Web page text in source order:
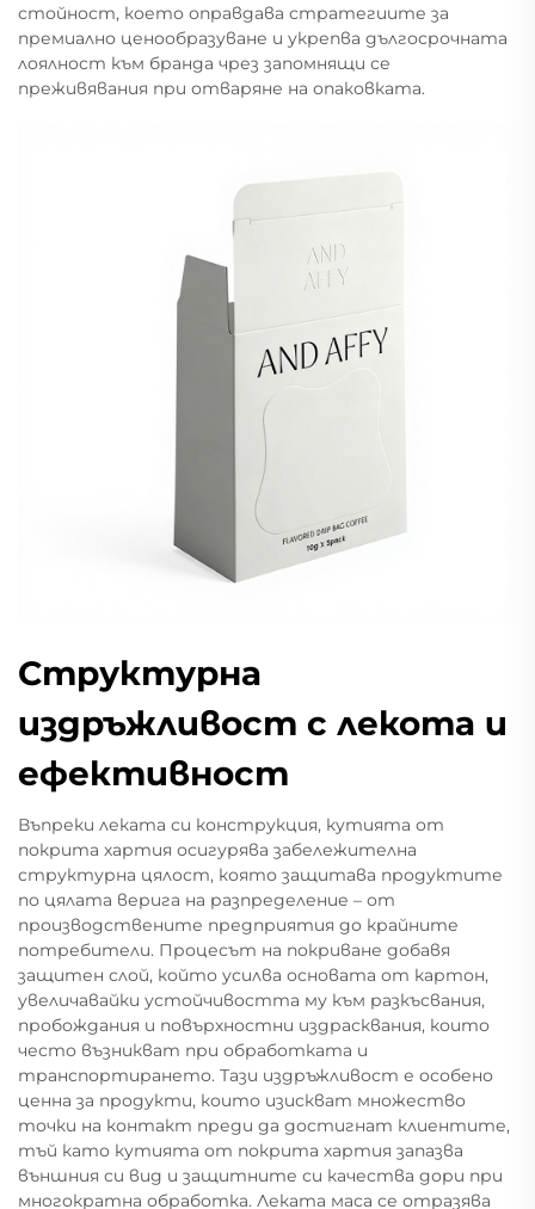
стойност, което оправдава стратегиите за
премиално ценообразуване и укрепва дългосрочната
лоялност към бранда чрез запомнящи се
преживявания при отваряне на опаковката.
Структурна
издръжливост с лекота и
ефективност
Въпреки леката си конструкция, кутията от
покрита хартия осигурява забележителна
структурна цялост, която защитава продуктите
по цялата верига на разпределение – от
производствените предприятия до крайните
потребители. Процесът на покриване добавя
защитен слой, който усилва основата от картон,
увеличавайки устойчивостта му към разкъсвания,
пробождания и повърхностни издрасквания, които
често възникват при обработката и
транспортирането. Тази издръжливост е особено
ценна за продукти, които изискват множество
точки на контакт преди да достигнат клиентите,
тъй като кутията от покрита хартия запазва
външния си вид и защитните си качества дори при
многократна обработка. Леката маса се отразява